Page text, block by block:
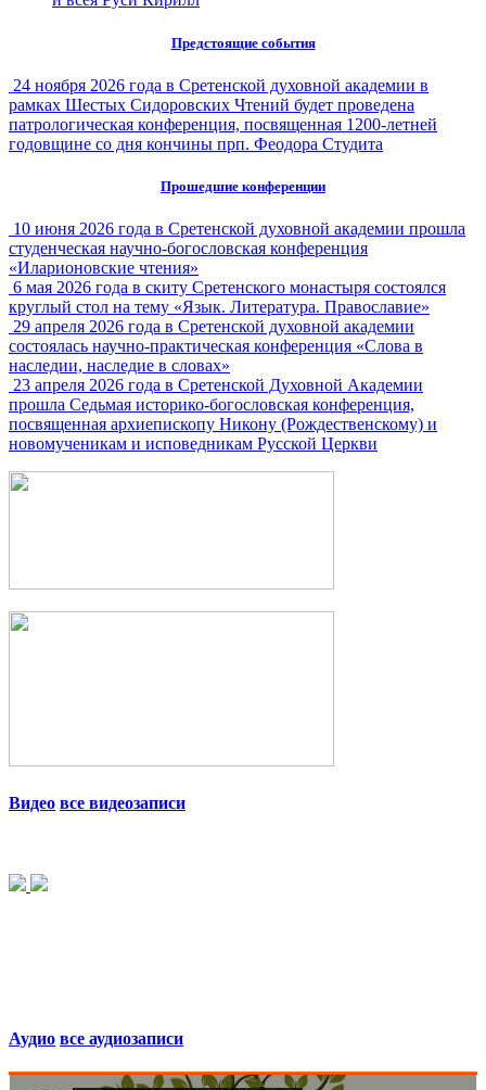
Предстоящие события
24 ноября 2026 года в Сретенской духовной академии в
рамках Шестых Сидоровских Чтений будет проведена
патрологическая конференция, посвященная 1200-летней
годовщине со дня кончины прп. Феодора Студита
Прошедшие конференции
10 июня 2026 года в Сретенской духовной академии прошла
студенческая научно-богословская конференция
«Иларионовские чтения»
6 мая 2026 года в скиту Сретенского монастыря состоялся
круглый стол на тему «Язык. Литература. Православие»
29 апреля 2026 года в Сретенской духовной академии
состоялась научно-практическая конференция «Слова в
наследии, наследие в словах»
23 апреля 2026 года в Сретенской Духовной Академии
прошла Седьмая историко-богословская конференция,
посвященная архиепископу Никону (Рождественскому) и
новомученикам и исповедникам Русской Церкви
Видео все видеозаписи
Аудио все аудиозаписи